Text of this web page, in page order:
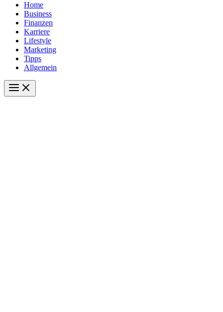
Home
Business
Finanzen
Karriere
Lifestyle
Marketing
Tipps
Allgemein